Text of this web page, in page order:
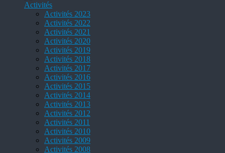
Activités
Activités 2023
Activités 2022
Activités 2021
Activités 2020
Activités 2019
Activités 2018
Activités 2017
Activités 2016
Activités 2015
Activités 2014
Activités 2013
Activités 2012
Activités 2011
Activités 2010
Activités 2009
Activités 2008